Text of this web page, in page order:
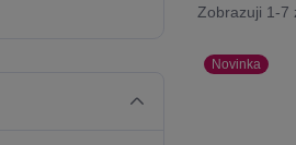
Zobrazuji 1-7
Novinka